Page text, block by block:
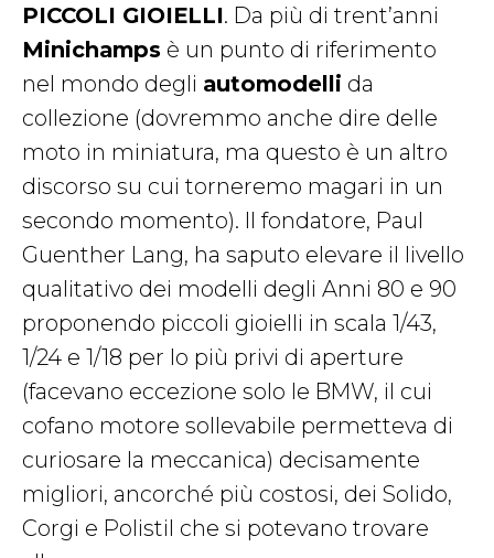
PICCOLI GIOIELLI. Da più di trent’anni
Minichamps è un punto di riferimento
nel mondo degli automodelli da
collezione (dovremmo anche dire delle
moto in miniatura, ma questo è un altro
discorso su cui torneremo magari in un
secondo momento). Il fondatore, Paul
Guenther Lang, ha saputo elevare il livello
qualitativo dei modelli degli Anni 80 e 90
proponendo piccoli gioielli in scala 1/43,
1/24 e 1/18 per lo più privi di aperture
(facevano eccezione solo le BMW, il cui
cofano motore sollevabile permetteva di
curiosare la meccanica) decisamente
migliori, ancorché più costosi, dei Solido,
Corgi e Polistil che si potevano trovare